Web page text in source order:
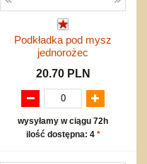
Podkładka pod mysz
jednorożec
20.70 PLN
wysyłamy w ciągu 72h
ilość dostępna: 4 *